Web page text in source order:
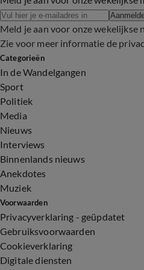
Meld je aan voor onze wekelijkse
Zie voor meer informatie de
Categorieën
In de Wandelgangen
Sport
Politiek
Media
Nieuws
Interviews
Binnenlands nieuws
Anekdotes
Muziek
Voorwaarden
Privacyverklaring - geüpdatet
Gebruiksvoorwaarden
Cookieverklaring
Digitale diensten